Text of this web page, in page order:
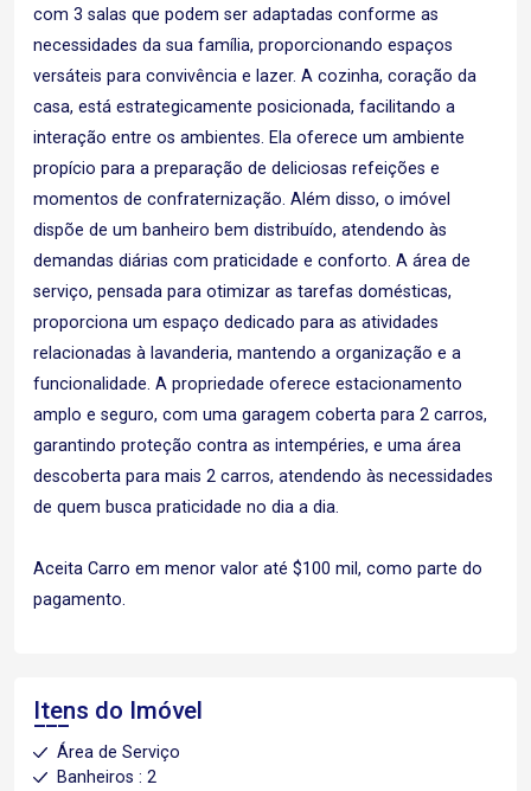
com 3 salas que podem ser adaptadas conforme as
necessidades da sua família, proporcionando espaços
versáteis para convivência e lazer. A cozinha, coração da
casa, está estrategicamente posicionada, facilitando a
interação entre os ambientes. Ela oferece um ambiente
propício para a preparação de deliciosas refeições e
momentos de confraternização. Além disso, o imóvel
dispõe de um banheiro bem distribuído, atendendo às
demandas diárias com praticidade e conforto. A área de
serviço, pensada para otimizar as tarefas domésticas,
proporciona um espaço dedicado para as atividades
relacionadas à lavanderia, mantendo a organização e a
funcionalidade. A propriedade oferece estacionamento
amplo e seguro, com uma garagem coberta para 2 carros,
garantindo proteção contra as intempéries, e uma área
descoberta para mais 2 carros, atendendo às necessidades
de quem busca praticidade no dia a dia.
Aceita Carro em menor valor até $100 mil, como parte do
pagamento.
Itens do Imóvel
Área de Serviço
Banheiros : 2